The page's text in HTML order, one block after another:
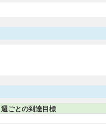
週ごとの到達目標